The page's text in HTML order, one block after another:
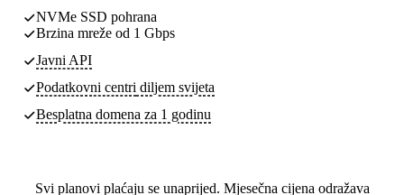
NVMe SSD pohrana
Brzina mreže od 1 Gbps
Javni API
Podatkovni centri diljem svijeta
Besplatna domena za 1 godinu
Svi planovi plaćaju se unaprijed. Mjesečna cijena odražava